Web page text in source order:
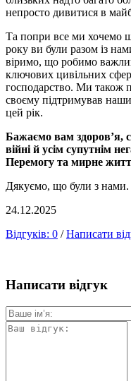
непросто дивитися в
Та попри все ми хочемо
року ви були разом із
віримо, що робимо
ключових цивільних сфер
господарство. Ми також
своєму підтримував
цей рік.
Бажаємо вам здоров’я,
війні й усім супутнім
Перемогу та мирне
Дякуємо, що були з нами.
24.12.2025
Відгуків: 0 /Написати
Написати відгук